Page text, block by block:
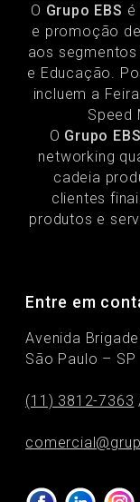
O Grupo EBS é
e promoção
aos segmentos
e Educação.
incluem a
Speed
O Grupo EBS
networking
cadeia
clientes
produtos e
Entre em
Avenida
São Paulo – SP
(11) 3812-7363